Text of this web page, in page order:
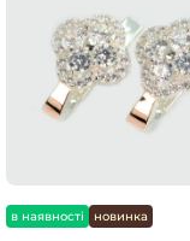
в наявності новинка